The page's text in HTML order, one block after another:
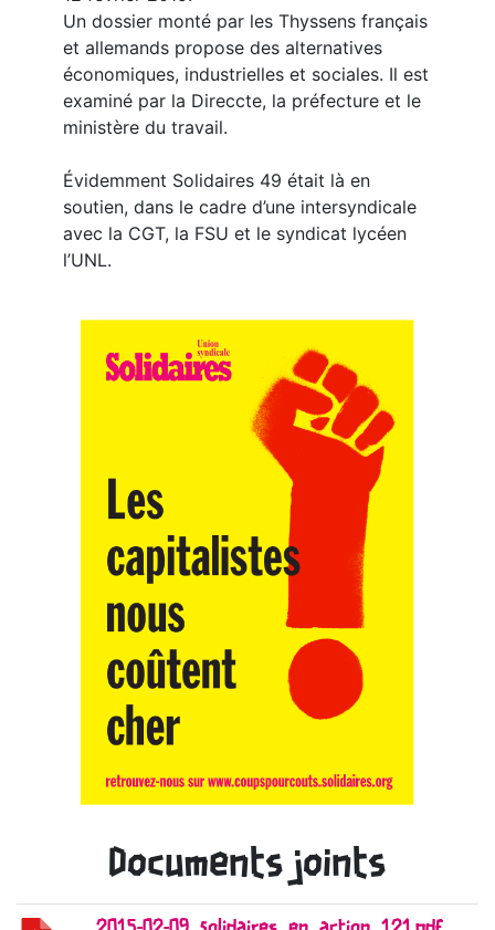
Un dossier monté par les Thyssens français
et allemands propose des alternatives
économiques, industrielles et sociales. Il est
examiné par la Direccte, la préfecture et le
ministère du travail.
Évidemment Solidaires 49 était là en
soutien, dans le cadre d’une intersyndicale
avec la CGT, la FSU et le syndicat lycéen
l’UNL.
Documents joints